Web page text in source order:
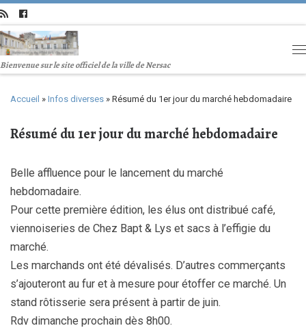
Bienvenue sur le site officiel de la ville de Nersac
Accueil » Infos diverses » Résumé du 1er jour du marché hebdomadaire
Résumé du 1er jour du marché hebdomadaire
Belle affluence pour le lancement du marché
hebdomadaire.
Pour cette première édition, les élus ont distribué café,
viennoiseries de Chez Bapt & Lys et sacs à l’effigie du
marché.
Les marchands ont été dévalisés. D’autres commerçants
s’ajouteront au fur et à mesure pour étoffer ce marché. Un
stand rôtisserie sera présent à partir de juin.
Rdv dimanche prochain dès 8h00.